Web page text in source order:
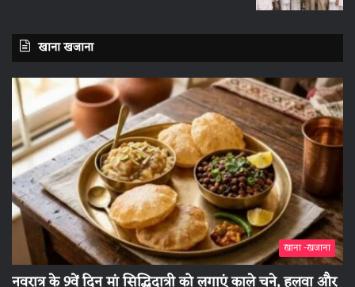
खाना खजाना
खाना -खजाना
नवरात्र के 9वें दिन मां सिद्धिदात्री को लगाएं काले चने, हलवा और